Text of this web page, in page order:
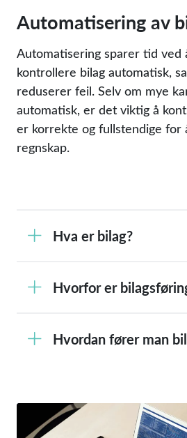
Automatisering av
Automatisering sparer tid ved
kontrollere bilag automatisk,
reduserer feil. Selv om mye
automatisk, er det viktig å
er korrekte og fullstendige for
regnskap.
Hva er bilag?
Hvorfor er
Hvordan fører man